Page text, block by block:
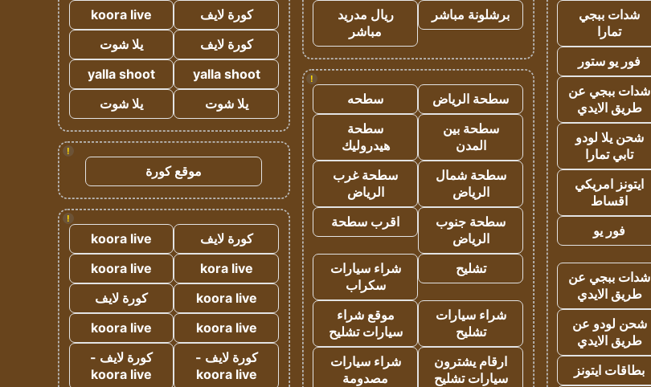
شدات ببجي
تمارا
فور يو ستور
شدات ببجي عن
طريق الايدي
شحن يلا لودو
تابي تمارا
ايتونز امريكي
اقساط
فور يو
شدات ببجي عن
طريق الايدي
شحن لودو عن
طريق الايدي
بطاقات ايتونز
برشلونة مباشر
ريال مدريد
مباشر
!
سطحة الرياض
سطحه
سطحة بين
المدن
سطحة
هيدروليك
سطحة شمال
الرياض
سطحة غرب
الرياض
سطحة جنوب
الرياض
اقرب سطحة
تشليح
شراء سيارات
سكراب
شراء سيارات
تشليح
موقع شراء
سيارات تشليح
ارقام يشترون
سيارات تشليح
شراء سيارات
مصدومة
كورة لايف
koora live
كورة لايف
يلا شوت
yalla shoot
yalla shoot
يلا شوت
يلا شوت
!
موقع كورة
!
كورة لايف
koora live
kora live
koora live
koora live
كورة لايف
koora live
koora live
كورة لايف -
koora live
كورة لايف -
koora live